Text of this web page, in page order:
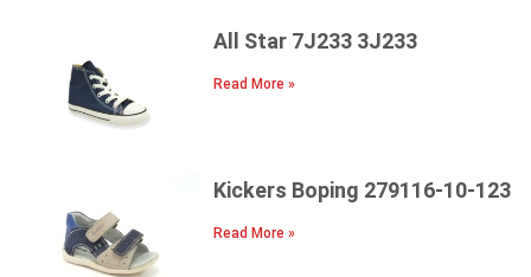
All Star 7J233 3J233
Read More »
Kickers Boping 279116-10-123
Read More »